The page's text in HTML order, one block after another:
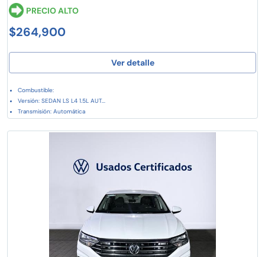
PRECIO ALTO
$264,900
Ver detalle
Combustible:
Versión: SEDAN LS L4 1.5L AUT...
Transmisión: Automática